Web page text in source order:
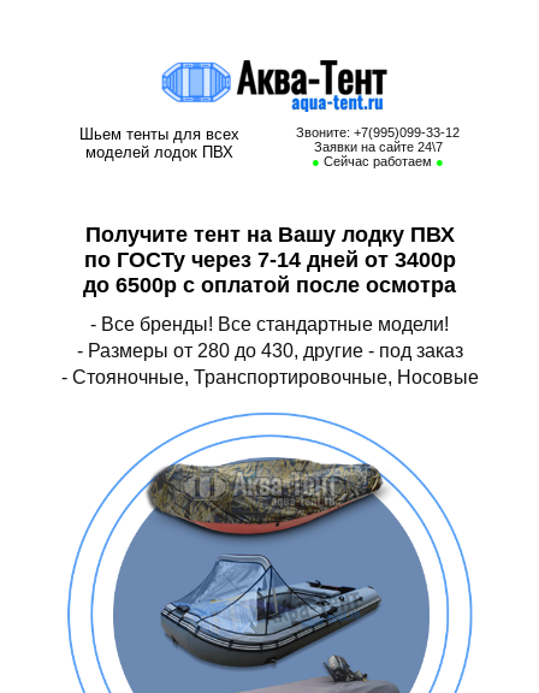
Шьем тенты для всех
моделей лодок ПВХ
Звоните: +7(995)099-33-12
Заявки на сайте 24\7
● Сейчас работаем ●
Получите тент на Вашу лодку ПВХ
по ГОСТу через 7-14 дней от 3400р
до 6500р с оплатой после осмотра
- Все бренды! Все стандартные модели!
- Размеры от 280 до 430, другие - под заказ
- Стояночные, Транспортировочные, Носовые